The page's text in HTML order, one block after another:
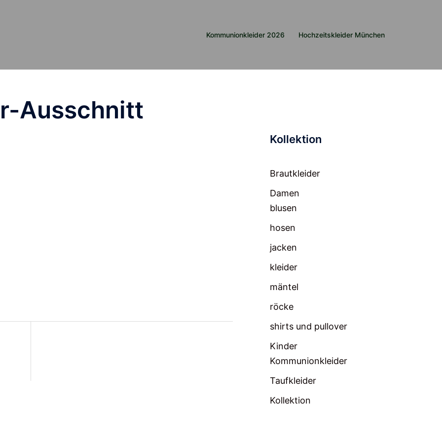
Kommunionkleider 2026 Hochzeitskleider München
Ausschnitt
Kollektion
Brautkleider
Damen
blusen
hosen
jacken
kleider
mäntel
röcke
shirts und pullover
Kinder
Kommunionkleider
Taufkleider
Kollektion